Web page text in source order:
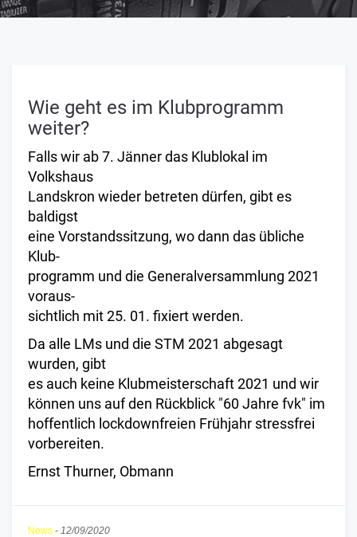
Wie geht es im Klubprogramm
weiter?
Falls wir ab 7. Jänner das Klublokal im
Volkshaus
Landskron wieder betreten dürfen, gibt es
baldigst
eine Vorstandssitzung, wo dann das übliche
Klub-
programm und die Generalversammlung 2021
voraus-
sichtlich mit 25. 01. fixiert werden.
Da alle LMs und die STM 2021 abgesagt
wurden, gibt
es auch keine Klubmeisterschaft 2021 und wir
können uns auf den Rückblick "60 Jahre fvk" im
hoffentlich lockdownfreien Frühjahr stressfrei
vorbereiten.
Ernst Thurner, Obmann
News - 12/09/2020